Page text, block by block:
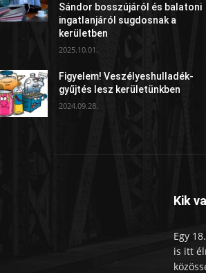
Sándor bosszújáról és balatoni
ingatlanjáról sugdosnak a
kerületben
2025.10.01.
Figyelem! Veszélyeshulladék-
gyűjtés lesz kerületünkben
2024.09.28.
Kik
Egy
is itt